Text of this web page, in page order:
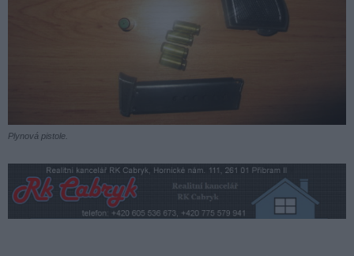
Plynová pistole.